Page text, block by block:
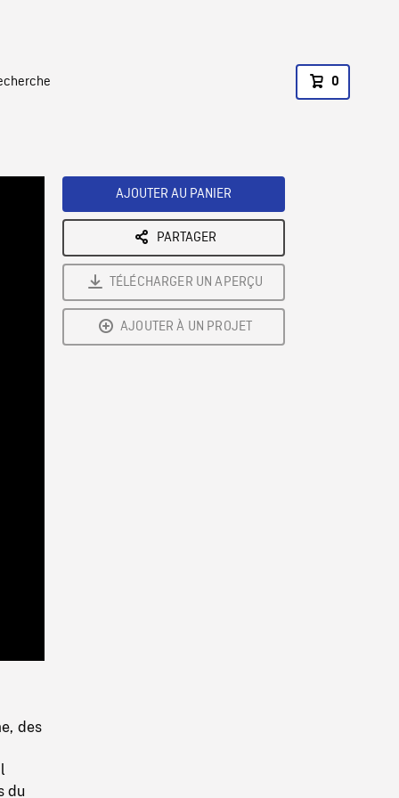
0
Rate
des
du
AJOUTER AU PANIER
PARTAGER
TÉLÉCHARGER UN APERÇU
AJOUTER À UN PROJET